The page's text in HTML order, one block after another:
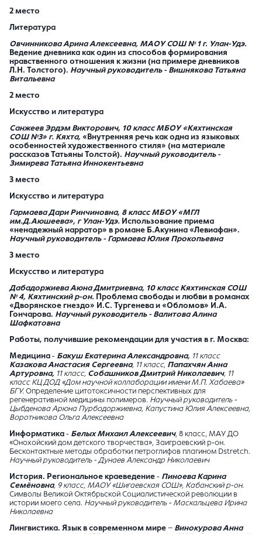
2 место
Литература
Овчинникова Арина Алексеевна, МАОУ СОШ № 1 г. Улан-Удэ.
Ведение дневника как один из способов формирования
нравственного отношения к жизни (на примере дневников
Л.Н. Толстого). Научный руководитель - Вишнякова Татьяна
Витальевна
2 место
Искусство и литература
Санжеев Эрдэм Викторович, 10 класс МБОУ «Кяхтинская
СОШ №3» г. Кяхта, «Внутренняя речь как одна из языковых
особенностей художественного стиля» (на материале
рассказов Татьяны Толстой). Научный руководитель -
Зимирева Татьяна Иннокентьевна
3 место
Искусство и литература
Гармаева Дари Ринчиновна, 8 класс МБОУ «МГЛ
им.Д.Аюшеева», г Улан-Удэ. Использование приема
«ненадежный нарратор» в романе Б.Акунина «Левиафан».
Научный руководитель - Гармаева Юлия Прокопьевна
3 место
Искусство и литература
Дабадоржиева Аюна Дмитриевна, 10 класс Кяхтинская СОШ
№ 4, Кяхтинский р-он. Проблема свободы и любви в романах
«Дворянское гнездо» И.С. Тургенева и «Обломов» И.А.
Гончарова. Научный руководитель - Валитова Алина
Шафкатовна
Работы, получившие рекомендации для участия в г. Москва:
Медицина - Бакуш Екатерина Александровна, 11 класс
Казакова Анастасия Сергеевна, 11 класс, Папахчян Анна
Артуровна, 11 класс, Собашников Дмитрий Николаевич, 11
класс КЦ ДОД «Дом научной коллаборации имени М.П. Хабаева»
БГУ. Определение цитотоксичности перспективных для
регенеративной медицины полимеров. Научный руководитель -
Цыбденова Арюна Пурбодоржиевна, Капустина Юлия Алексеевна,
Воротникова Ольга Алексеевна
Информатика - Белых Михаил Алексеевич, 8 класс, МАУ ДО
«Онохойский дом детского творчества», Заиграевский р-он.
Бесконтактные методы обработки петроглифов плагином Dstretch.
Научный руководитель - Дунаев Александр Николаевич
История. Региональное краеведение - Пиноева Карина
Семёновна, 9 класс, МАОУ «Шигаевская СОШ», Кабанский р-он.
Символы Великой Октябрьской Социалистической революции в
истории моего села. Научный руководитель - Маскальцева Ирина
Николаевна
Лингвистика. Язык в современном мире – Винокурова Анна